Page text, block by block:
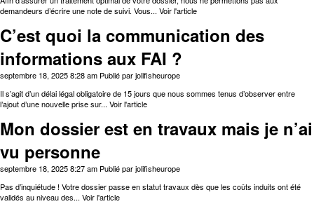
demandeurs d’écrire une note de suivi. Vous... Voir l'article
C’est quoi la communication des
informations aux FAI ?
septembre 18, 2025 8:28 am Publié parjolifisheurope
Il s’agit d’un délai légal obligatoire de 15 jours que nous sommes tenus d’observer entre
l’ajout d’une nouvelle prise sur... Voir l'article
Mon dossier est en travaux mais je n’ai
vu personne
septembre 18, 2025 8:27 am Publié parjolifisheurope
Pas d’inquiétude ! Votre dossier passe en statut travaux dès que les coûts induits ont été
validés au niveau des... Voir l'article